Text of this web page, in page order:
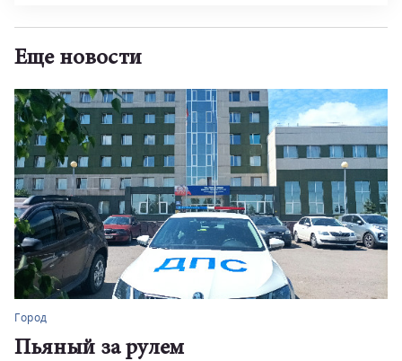
Еще новости
Город
Пьяный за рулем